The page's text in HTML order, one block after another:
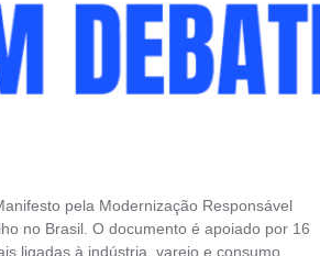
pela Modernização Responsável
no Brasil. O documento é apoiado por 16
ligadas à indústria, varejo e consumo.